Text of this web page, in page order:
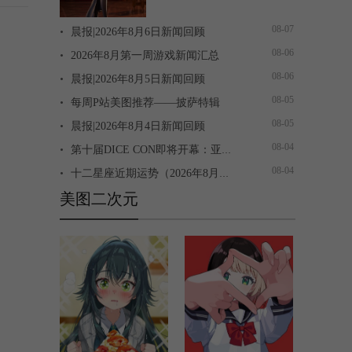
晨报|2026年8月6日新闻回顾 08-07
2026年8月第一周游戏新闻汇总 08-06
晨报|2026年8月5日新闻回顾 08-06
每周P站美图推荐——披萨特辑 08-05
晨报|2026年8月4日新闻回顾 08-05
第十届DICE CON即将开幕：亚洲最大桌游商展以“见所未见”开启盛夏游戏狂欢 08-04
十二星座近期运势（2026年8月第1周） 08-04
美图二次元